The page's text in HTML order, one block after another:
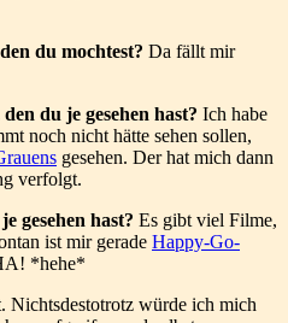
du mochtest? Da fällt mir
du je gesehen hast? Ich habe
noch nicht hätte sehen sollen,
gesehen. Der hat mich dann
verfolgt.
gesehen hast? Es gibt viel Filme,
ist mir gerade Happy-Go-
*hehe*
Nichtsdestotrotz würde ich mich